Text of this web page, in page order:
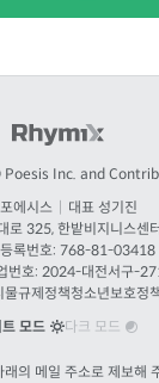
Inc. and
에시스
대표 성기진
로 325, 한밭비지니스센
록번호: 768-81-03418
번호: 2024-대전서구-
물규제정책청소년보호정
트 모드
다크 모드
의 메일 주소로 제보해